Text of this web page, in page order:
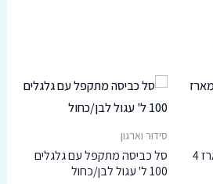
כל
האפשרויות
מחלק מדפים אקרילי – מארז 4
סידור וארגון
סל כביסה מתקפל עם גלגלים
100 ל' עגול לבן/כחול